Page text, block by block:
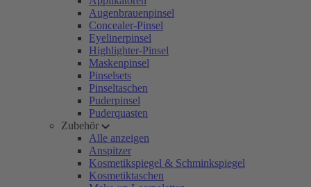
Augenbrauenpinsel
Concealer-Pinsel
Eyelinerpinsel
Highlighter-Pinsel
Maskenpinsel
Pinselsets
Pinseltaschen
Puderpinsel
Puderquasten
Zubehör
Alle anzeigen
Anspitzer
Kosmetikspiegel & Schminkspiegel
Kosmetiktaschen